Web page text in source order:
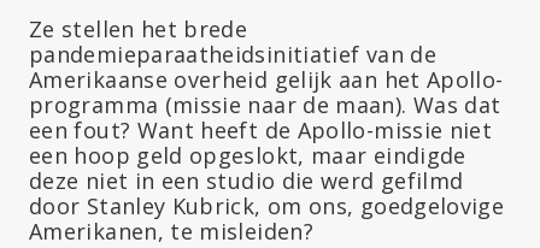
Ze stellen het brede
pandemieparaatheidsinitiatief van de
Amerikaanse overheid gelijk aan het Apollo-
programma (missie naar de maan). Was dat
een fout? Want heeft de Apollo-missie niet
een hoop geld opgeslokt, maar eindigde
deze niet in een studio die werd gefilmd
door Stanley Kubrick, om ons, goedgelovige
Amerikanen, te misleiden?